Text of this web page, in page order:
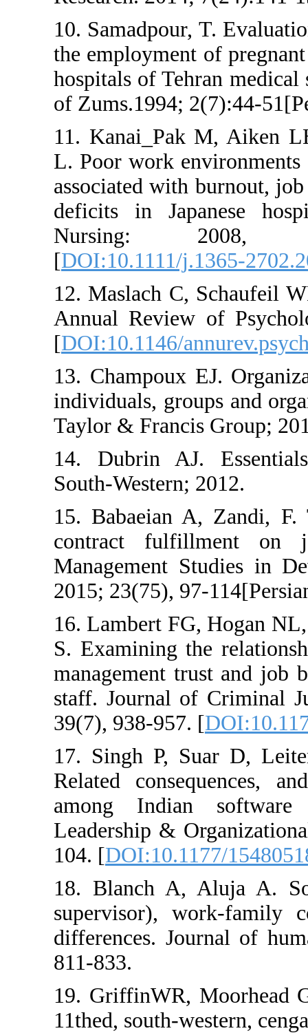
10. Samadpour, T.
the employment of
hospitals of Tehran
of Zums.1994;
11. Kanai_Pak M,
L. Poor work
associated with
deficits in
Nursing:
[DOI:10.1111/
12. Maslach C,
Annual Review of
[DOI:10.1146/
13. Champoux EJ.
individuals, groups
Taylor & Francis
14. Dubrin AJ.
South-Western;
15. Babaeian A,
contract
Management
2015; 23(75), 97-
16. Lambert FG,
S. Examining the
management trust
staff. Journal of
39(7), 938-957. [
17. Singh P, Suar
Related
among Indian
Leadership &
104. [DOI:10.1177/
18. Blanch A,
supervisor),
differences.
811-833.
19. GriffinWR,
11thed, south-